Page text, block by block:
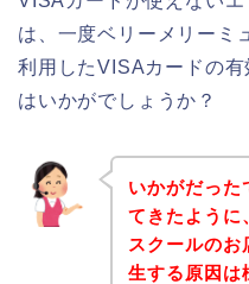
は、一度ベリーメリーミ
利用したVISAカードの
はいかがでしょうか？
いかがだった
てきたように
スクールの
生する原因は